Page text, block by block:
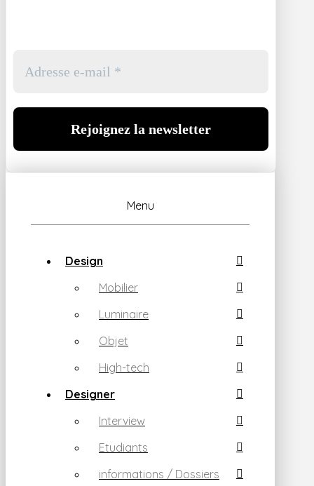
Menu
Design
Mobilier
Luminaire
Objet
High-tech
Designer
Interview
Etudiants
informations / Dossiers